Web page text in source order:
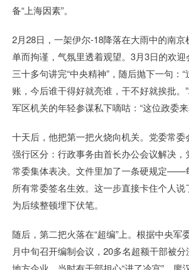
备“上海因素”。
2月28日，一架伊尔-18降落在大雨中的南
单而拘谨，气氛里透着观望。3月3日的欢
三十多句讲完“中央精神”，随后抛下一句：
账，今后谁干得好就亮谁，干不好就挨批。
军区机关的年轻参谋私下嘀咕：“这位政委
十天后，他把第一把火烧向机关。党委常委
强行区分：行政事务由首长办公会议解决，
常委集体表决。文件里加了一条硬规定——
所有常委签名生效。这一步直接卡住个人
为后续整顿埋下伏笔。
随后，第二把火落在“超编”上。根据中央军
月中旬召开编制会议，20多名超额干部被